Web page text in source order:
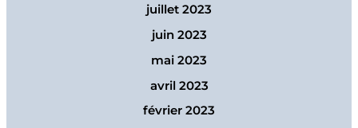
juillet 2023
juin 2023
mai 2023
avril 2023
février 2023